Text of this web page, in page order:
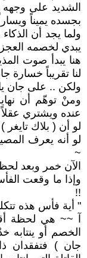
الشديد على وجهه
بجسده يميناً
ولما يجد أن
يبدي لخصمه
هنا يبدأ صوت
لنا تقريباً خسارة
ولكن .. على جان
ومنْ توهّم أن
عنده ويشتري
لو أن ( بلاك
لو أنه يعرف
~
الآن خمر وبعد
وإذا ما وقعت
!!
" أية فأس هذه
آ ~~ هي لحظة
الخصم أو ينتابه
جان ) فتفقدان